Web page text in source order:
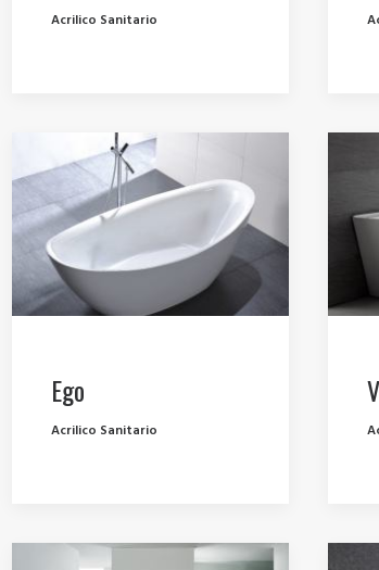
Acrilico Sanitario
Ego
Acrilico Sanitario